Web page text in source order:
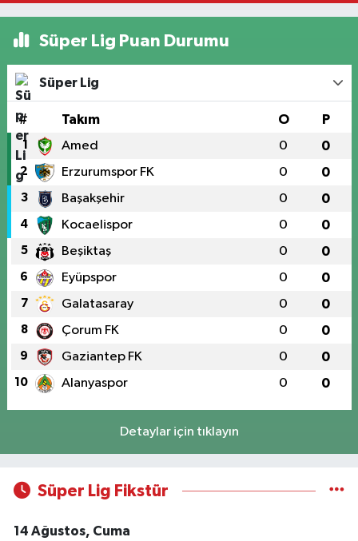
Süper Lig Puan Durumu
Süper Lig
# Takım O P
1 Amed 0 0
2 Erzurumspor FK 0 0
3 Başakşehir 0 0
4 Kocaelispor 0 0
5 Beşiktaş 0 0
6 Eyüpspor 0 0
7 Galatasaray 0 0
8 Çorum FK 0 0
9 Gaziantep FK 0 0
10 Alanyaspor 0 0
Detaylar için tıklayın
Süper Lig Fikstür
14 Ağustos, Cuma